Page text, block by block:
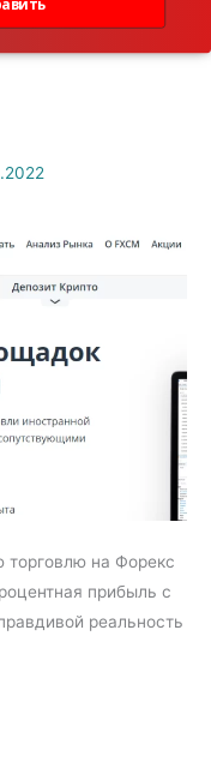
торговлю на Форекс
прибыль с
реальность